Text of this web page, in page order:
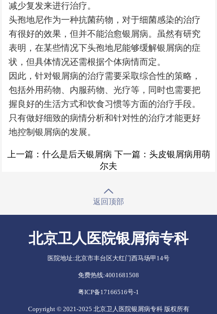
减少复发来进行治疗。
头孢地尼作为一种抗菌药物，对于细菌感染的治疗
有很好的效果，但并不能治愈银屑病。虽然有研究
表明，在某些情况下头孢地尼能够缓解银屑病的症
状，但具体情况还需根据个体病情而定。
因此，针对银屑病的治疗需要采取综合性的策略，
包括外用药物、内服药物、光疗等，同时也需要把
握良好的生活方式和饮食习惯等方面的治疗手段。
只有做好细致的病情分析和针对性的治疗才能更好
地控制银屑病的发展。
上一篇： 什么是后天银屑病 下一篇： 头皮银屑病用萌
尔夫
返回顶部
北京卫人医院银屑病专科
医院地址:北京市丰台区大红门西马场甲14号
免费热线:4001681508
粤ICP备17166516号-1
Copyright © 2021-2025 北京卫人医院银屑病专科 版权所有